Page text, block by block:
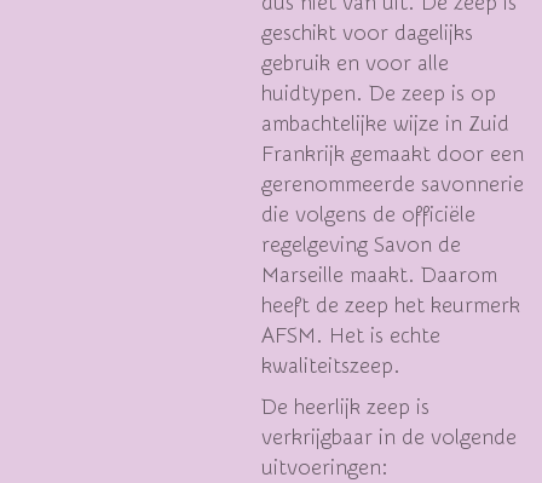
geschikt voor dagelijks
gebruik en voor alle
huidtypen. De zeep is op
ambachtelijke wijze in Zuid
Frankrijk gemaakt door een
gerenommeerde savonnerie
die volgens de officiële
regelgeving Savon de
Marseille maakt. Daarom
heeft de zeep het keurmerk
AFSM. Het is echte
kwaliteitszeep.
De heerlijk zeep is
verkrijgbaar in de volgende
uitvoeringen: